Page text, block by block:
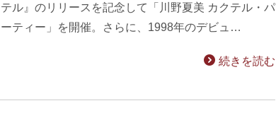
テル』のリリースを記念して「川野夏美 カクテル・パ
ーティー」を開催。さらに、1998年のデビュ…
続きを読む